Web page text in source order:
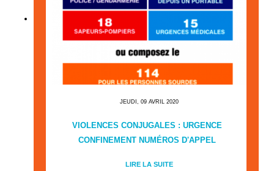
JEUDI, 09 AVRIL 2020
VIOLENCES CONJUGALES : URGENCE
CONFINEMENT NUMÉROS D'APPEL
LIRE LA SUITE